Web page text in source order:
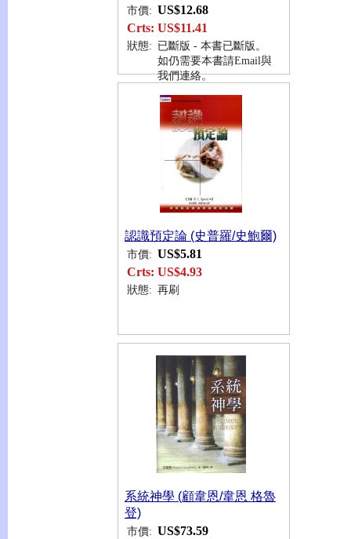
市價: US$12.68
Crts: US$11.41
狀態: 已斷版 - 本書已斷版。
如仍需要本書請Email與
我們連絡。
認識預定論 (史普羅/史鮑爾)
市價: US$5.81
Crts: US$4.93
狀態: 再刷
系統神學 (顧韋恩/韋恩 格魯
登)
市價: US$73.59